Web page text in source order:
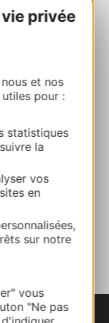
privée
et nos
pour :
statistiques
la
vos
en
sur notre
vous
"Ne pas